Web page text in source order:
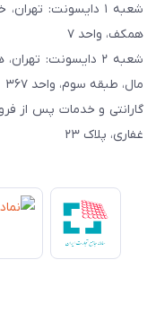
شعبه ۱ دایسونت:
همکف، واحد ۷
شعبه ۲ دایسونت:
مال، طبقه سوم، واحد ۳۶۷
گارانتی و خدمات پس از
غفاری، پلاک ۲۳